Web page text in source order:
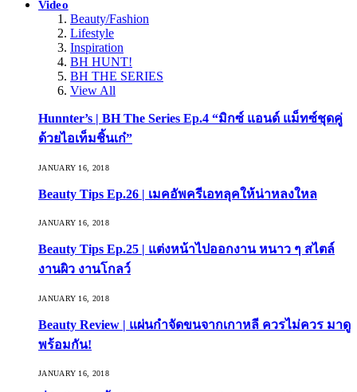
Video
Beauty/Fashion
Lifestyle
Inspiration
BH HUNT!
BH THE SERIES
View All
Hunnter’s | BH The Series Ep.4 “มิกซ์ แอนด์ แม็ทซ์ชุดคู่
ด้วยไอเท็มชิ้นเก๋”
JANUARY 16, 2018
Beauty Tips Ep.26 | เมคอัพครีเอทลุคให้น่าหลงใหล
JANUARY 16, 2018
Beauty Tips Ep.25 | แต่งหน้าไปออกงาน หนาว ๆ สไตล์
งานผิว งานโกลว์
JANUARY 16, 2018
Beauty Review | แผ่นกำจัดขนจากเกาหลี ควรไม่ควร มาดู
พร้อมกัน!
JANUARY 16, 2018